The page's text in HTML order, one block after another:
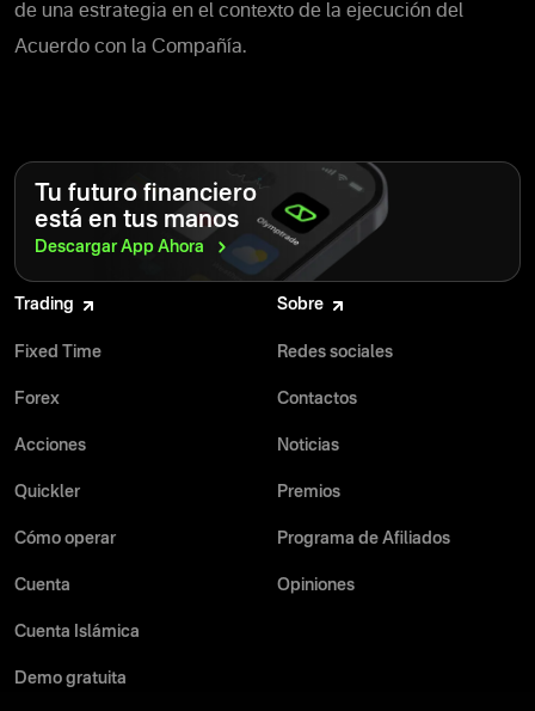
de una estrategia en el contexto de la ejecución del
Acuerdo con la Compañía.
Tu futuro financiero
está en tus manos
Descargar App Ahora
Trading
Fixed Time
Forex
Acciones
Quickler
Cómo operar
Cuenta
Cuenta Islámica
Demo gratuita
Sobre
Redes sociales
Contactos
Noticias
Premios
Programa de Afiliados
Opiniones